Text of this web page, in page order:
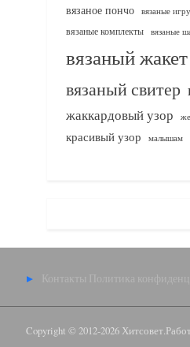
вязаное пончо вязаные
вязаные комплекты
вязаные
вязаный жакет
вязаный свитер
жаккардовый узор
красивый узор малышам
Контакты Политика
Copyright © 2012-2026 Хитсовет.